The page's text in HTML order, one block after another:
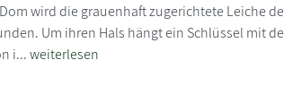
wird die grauenhaft zugerichtete Leiche
Um ihren Hals hängt ein Schlüssel mit
i...weiterlesen